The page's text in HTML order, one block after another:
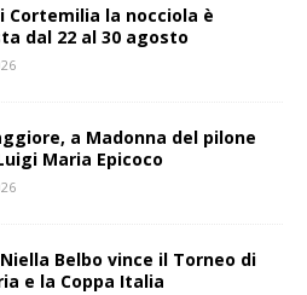
Cortemilia la nocciola è
dal 22 al 30 agosto
a Madonna del pilone
Maria Epicoco
Belbo vince il Torneo di
e la Coppa Italia